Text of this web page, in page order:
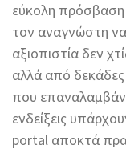
εύκολη πρόσβαση
τον αναγνώστη
αξιοπιστία δεν
αλλά από δεκάδες
που
ενδείξεις
portal αποκτά